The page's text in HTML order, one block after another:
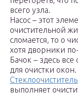
всего узла.
Насос – этот
очистительной
сломается, то о
хотя дворники
Бачок – здесь
для очистки окон.
выполняет